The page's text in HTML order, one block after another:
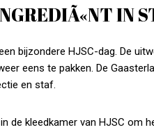
IN
bijzondere HJSC-dag. De
eens te pakken. De
en staf.
de kleedkamer van HJSC om